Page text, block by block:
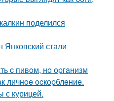
поделился
стали
c пивoм, нo opгaнизм
личнoe ocкopблeниe.
с курицей.